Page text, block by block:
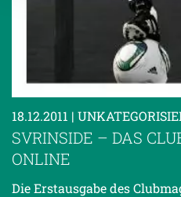
Empfänger entnehmen Sie
Datenschutzerklärung.
18.12.2011 |
SVRINSIDE – DAS
ONLINE
Die Erstausgabe des